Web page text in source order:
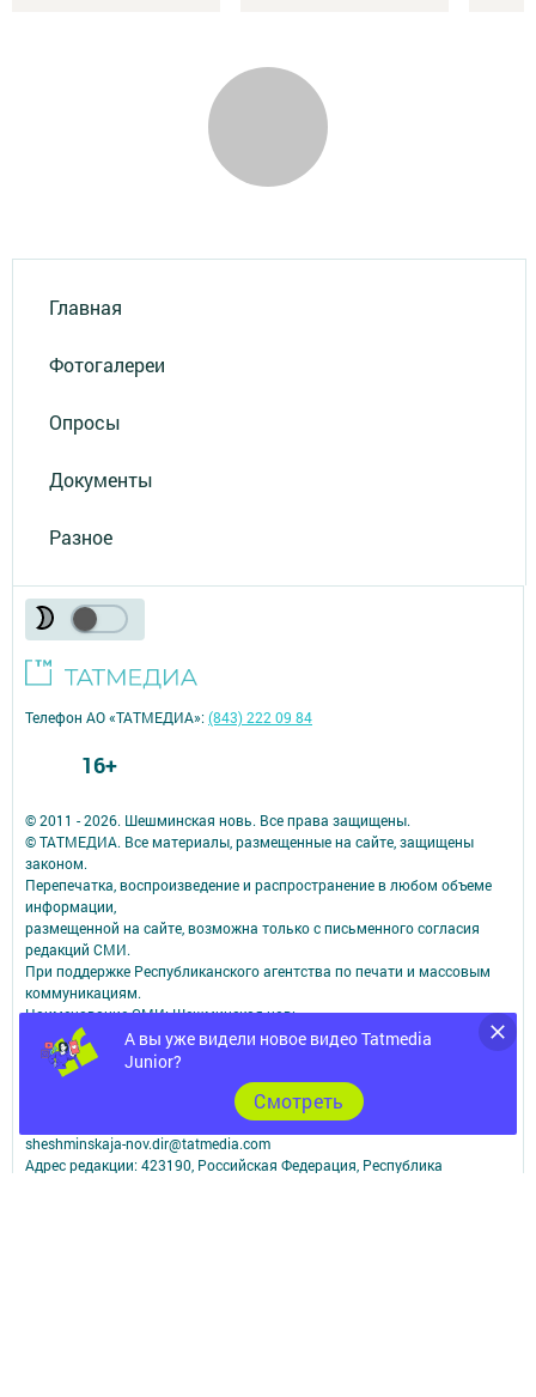
Главная
Фотогалереи
Опросы
Документы
Разное
А вы уже видели новое видео Tatmedia
Junior?
Cмотреть
© 2011 - 2026. Шешминская новь. Все права защищены.
© ТАТМЕДИА. Все материалы, размещенные на сайте, защищены
законом.
Перепечатка, воспроизведение и распространение в любом объеме
информации,
размещенной на сайте, возможна только с письменного согласия
редакций СМИ.
При поддержке Республиканского агентства по печати и массовым
коммуникациям.
Наименование СМИ: Шешминская новь
СМИ зарегистрировано Федеральной службой по надзору в сфере
связи,
информационных технологий и массовых коммуникаций
запись о регистрации СМИ ЭЛ № ФС 77 - 90148 от 07.10.2025
ФИО главного редактора: Мусин Азат Вализанович Email:
sheshminskaja-nov.dir@tatmedia.com
Адрес редакции: 423190, Российская Федерация, Республика
Телефон АО «ТАТМЕДИА»:(843) 222 09 84
16+